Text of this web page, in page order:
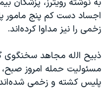
به نوشته رویترز، پزشکان
زخمی را نیز مداوا کرده‌اند.
ذبیح اﻟله مجاهد سخنگوی
پلیس کشته و زخمی